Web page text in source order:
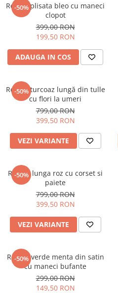
-50%
Rochie plisata bleo cu maneci
clopot
399,00 RON
199,50 RON
ADAUGA IN COS
-50%
Rochie turcoaz lungă din tulle
cu flori la umeri
799,00 RON
399,50 RON
VEZI VARIANTE
-50%
Rochie lunga roz cu corset si
paiete
799,00 RON
399,50 RON
VEZI VARIANTE
-50%
Rochie verde menta din satin
cu maneci bufante
299,00 RON
149,50 RON